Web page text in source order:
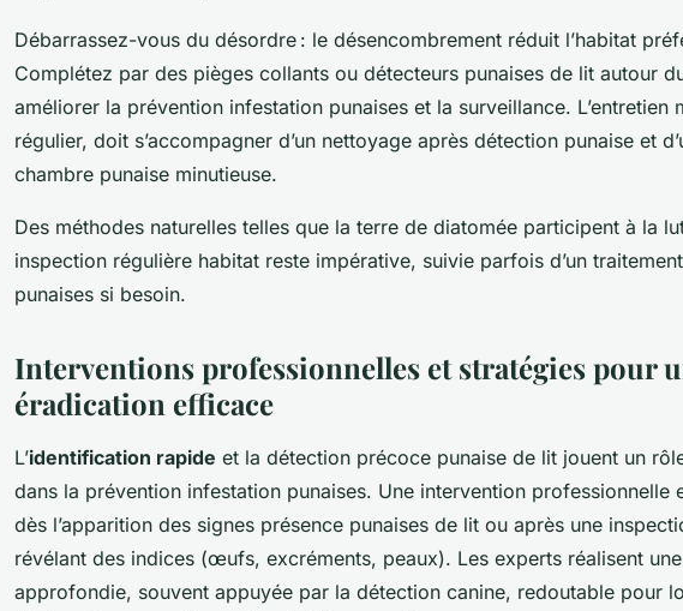
Débarrassez-vous du désordre : le désencombrement réduit l’habitat
Complétez par des pièges collants ou détecteurs punaises de lit autour
améliorer la prévention infestation punaises et la surveillance. L’entretien
régulier, doit s’accompagner d’un nettoyage après détection punaise et
chambre punaise minutieuse.
Des méthodes naturelles telles que la terre de diatomée participent à la
inspection régulière habitat reste impérative, suivie parfois d’un
punaises si besoin.
Interventions professionnelles et stratégies pour
éradication efficace
L’identification rapide et la détection précoce punaise de lit jouent un
dans la prévention infestation punaises. Une intervention professionnelle
dès l’apparition des signes présence punaises de lit ou après une
révélant des indices (œufs, excréments, peaux). Les experts réalisent
approfondie, souvent appuyée par la détection canine, redoutable pour